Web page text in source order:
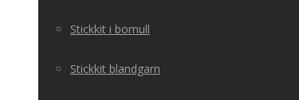
Stickkit i bomull
Stickkit blandgarn